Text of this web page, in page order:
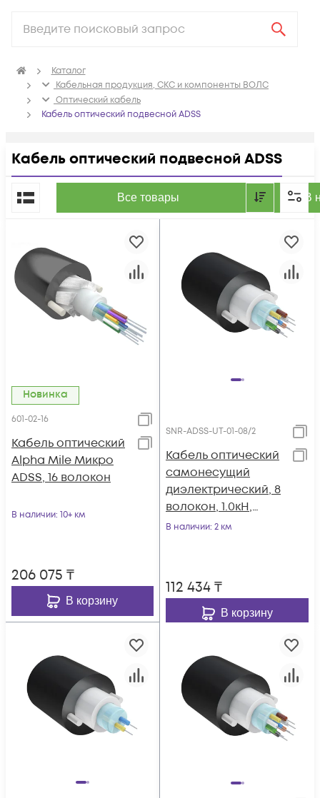
Каталог
Кабельная продукция, СКС и компоненты ВОЛС
Оптический кабель
Кабель оптический подвесной ADSS
Кабель оптический подвесной ADSS
Все товары В
По популярности
Новинка
601-02-16
Кабель оптический
Alpha Mile Микро
ADSS, 16 волокон
В наличии: 10+ км
206 075 ₸
В корзину
SNR-ADSS-UT-01-08/2
Кабель оптический
самонесущий
диэлектрический, 8
волокон, 1.0кН,
5.0мм, катушка 2км.
В наличии: 2 км
112 434₸
В корзину